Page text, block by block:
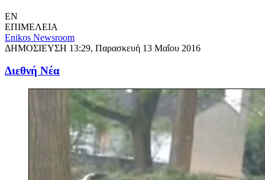
EN
ΕΠΙΜΕΛΕΙΑ
Enikos Newsroom
ΔΗΜΟΣΙΕΥΣΗ 13:29, Παρασκευή 13 Μαΐου 2016
Διεθνή Νέα